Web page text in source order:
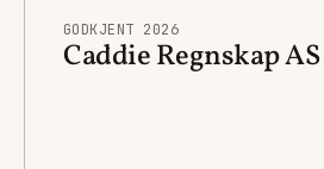
GODKJENT 2026
Caddie Regnskap AS